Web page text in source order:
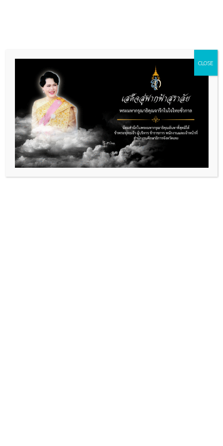
รายงานการเงินประจำเดือน
พฤศจิกายน 2567
Byกลุ่มอำนวยการ/12/06/2025
รายงานการเงินประจำเดือน พฤศจิกายน 2567 ดาวน์โหลด
เข้าชม : 186
PREVIOUS NEXT
CLOSE